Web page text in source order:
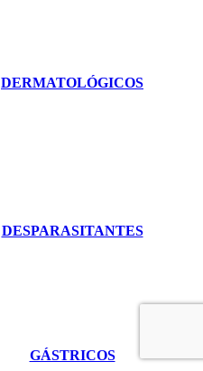
DERMATOLÓGICOS
DESPARASITANTES
GÁSTRICOS